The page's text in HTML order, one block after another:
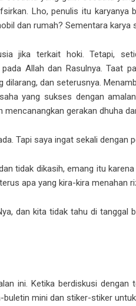
Lho, penulis itu karyanya
dan rumah? Sementara karya
jika terkait hoki. Tetapi,
Allah dan Rasulnya. Taat
dilarang, dan seterusnya.
yang sukses dengan
gerakan dhuha
Tapi saya ingat sekali dengan
tidak dikasih, emang itu
apa yang kira-kira menahan
dan kita tidak tahu di tanggal
ini. Ketika berdiskusi
mini dan stiker-stiker